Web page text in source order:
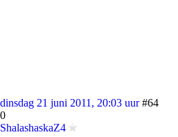
dinsdag 21 juni 2011, 20:03 uur #64
0
ShalashaskaZ4